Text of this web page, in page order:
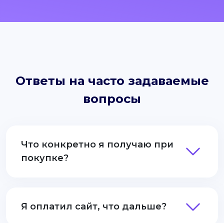
Ответы на часто задаваемые
вопросы
Что конкретно я получаю при
покупке?
Я оплатил сайт, что дальше?